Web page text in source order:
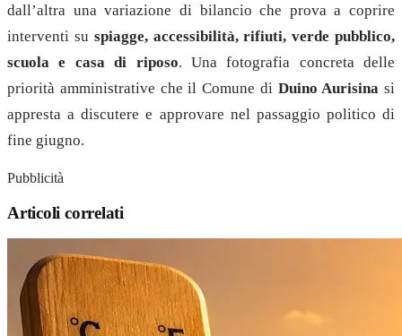
dall’altra una variazione di bilancio che prova a coprire
interventi su spiagge, accessibilità, rifiuti, verde pubblico,
scuola e casa di riposo. Una fotografia concreta delle
priorità amministrative che il Comune di Duino Aurisina si
appresta a discutere e approvare nel passaggio politico di
fine giugno.
Pubblicità
Articoli correlati